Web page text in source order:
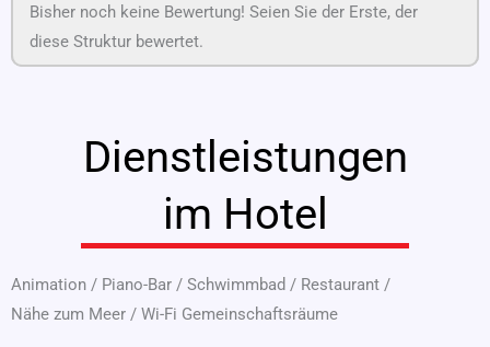
Bisher noch keine Bewertung! Seien Sie der Erste, der
diese Struktur bewertet.
Dienstleistungen
im Hotel
Animation / Piano-Bar / Schwimmbad / Restaurant /
Nähe zum Meer / Wi-Fi Gemeinschaftsräume